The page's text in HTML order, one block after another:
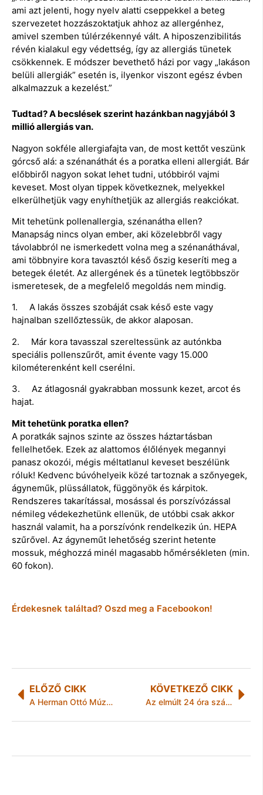
ami azt jelenti, hogy nyelv alatti cseppekkel a beteg
szervezetet hozzászoktatjuk ahhoz az allergénhez,
amivel szemben túlérzékennyé vált. A hiposzenzibilitás
révén kialakul egy védettség, így az allergiás tünetek
csökkennek. E módszer bevethető házi por vagy „lakáson
belüli allergiák” esetén is, ilyenkor viszont egész évben
alkalmazzuk a kezelést.”
Tudtad? A becslések szerint hazánkban nagyjából 3
millió allergiás van.
Nagyon sokféle allergiafajta van, de most kettőt veszünk
górcső alá: a szénanáthát és a poratka elleni allergiát. Bár
előbbiről nagyon sokat lehet tudni, utóbbiról vajmi
keveset. Most olyan tippek következnek, melyekkel
elkerülhetjük vagy enyhíthetjük az allergiás reakciókat.
Mit tehetünk pollenallergia, szénanátha ellen?
Manapság nincs olyan ember, aki közelebbről vagy
távolabbról ne ismerkedett volna meg a szénanáthával,
ami többnyire kora tavasztól késő őszig keseríti meg a
betegek életét. Az allergének és a tünetek legtöbbször
ismeretesek, de a megfelelő megoldás nem mindig.
1. A lakás összes szobáját csak késő este vagy
hajnalban szellőztessük, de akkor alaposan.
2. Már kora tavasszal szereltessünk az autónkba
speciális pollenszűrőt, amit évente vagy 15.000
kilométerenként kell cserélni.
3. Az átlagosnál gyakrabban mossunk kezet, arcot és
hajat.
Mit tehetünk poratka ellen?
A poratkák sajnos szinte az összes háztartásban
fellelhetőek. Ezek az alattomos élőlények megannyi
panasz okozói, mégis méltatlanul keveset beszélünk
róluk! Kedvenc búvóhelyeik közé tartoznak a szőnyegek,
ágyneműk, plüssállatok, függönyök és kárpitok.
Rendszeres takarítással, mosással és porszívózással
némileg védekezhetünk ellenük, de utóbbi csak akkor
használ valamit, ha a porszívónk rendelkezik ún. HEPA
szűrővel. Az ágyneműt lehetőség szerint hetente
mossuk, méghozzá minél magasabb hőmérsékleten (min.
60 fokon).
Érdekesnek találtad? Oszd meg a Facebookon!
ELŐZŐ CIKK
A Herman Ottó Múzeum – Miskolci Galéria hírei
KÖVETKEZŐ CIKK
Az elmúlt 24 óra számokban